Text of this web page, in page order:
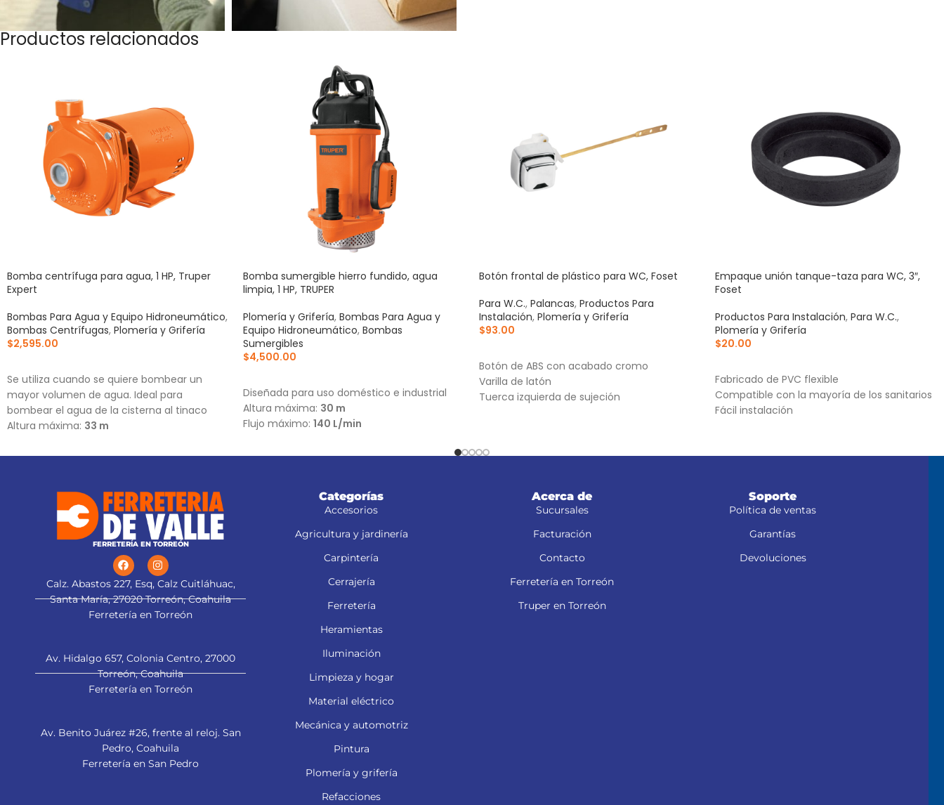
Productos relacionados
Bomba centrífuga para agua, 1 HP, Truper
Expert
Bombas Para Agua y Equipo Hidroneumático,
Bombas Centrífugas, Plomería y Grifería
$2,595.00
Se utiliza cuando se quiere bombear un
mayor volumen de agua. Ideal para
bombear el agua de la cisterna al tinaco
Altura máxima: 33 m
Bomba sumergible hierro fundido, agua
limpia, 1 HP, TRUPER
Plomería y Grifería, Bombas Para Agua y
Equipo Hidroneumático, Bombas
Sumergibles
$4,500.00
Diseñada para uso doméstico e industrial
Altura máxima: 30 m
Flujo máximo: 140 L/min
Botón frontal de plástico para WC, Foset
Para W.C., Palancas, Productos Para
Instalación, Plomería y Grifería
$93.00
Botón de ABS con acabado cromo
Varilla de latón
Tuerca izquierda de sujeción
Empaque unión tanque-taza para WC, 3″,
Foset
Productos Para Instalación, Para W.C.,
Plomería y Grifería
$20.00
Fabricado de PVC flexible
Compatible con la mayoría de los sanitarios
Fácil instalación
FERRETERÍA EN TORREÓN
Calz. Abastos 227, Esq, Calz Cuitláhuac,
Santa María, 27020 Torreón, Coahuila
Ferretería en Torreón
Av. Hidalgo 657, Colonia Centro, 27000
Torreón, Coahuila
Ferretería en Torreón
Av. Benito Juárez #26, frente al reloj. San
Pedro, Coahuila
Ferretería en San Pedro
Categorías
Accesorios
Agricultura y jardinería
Carpintería
Cerrajería
Ferretería
Heramientas
Iluminación
Limpieza y hogar
Material eléctrico
Mecánica y automotriz
Pintura
Plomería y grifería
Refacciones
Acerca de
Sucursales
Facturación
Contacto
Ferretería en Torreón
Truper en Torreón
Soporte
Política de ventas
Garantías
Devoluciones